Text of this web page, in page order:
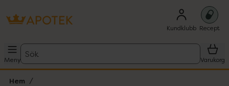
Kundklubb Recept
Meny
Sök
Varukorg
Hem